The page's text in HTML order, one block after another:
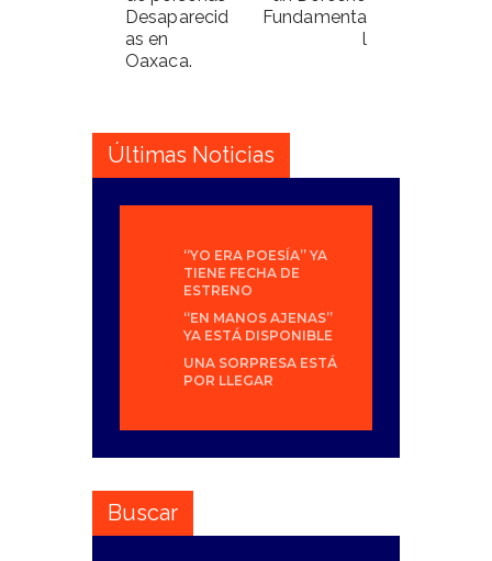
Desaparecid
as en
Oaxaca.
Fundamenta
l
Últimas Noticias
“YO ERA POESÍA” YA
TIENE FECHA DE
ESTRENO
“EN MANOS AJENAS”
YA ESTÁ DISPONIBLE
UNA SORPRESA ESTÁ
POR LLEGAR
Buscar